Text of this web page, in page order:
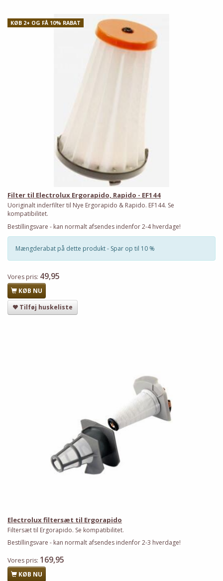
KØB 2+ OG FÅ 10% RABAT
Filter til Electrolux Ergorapido, Rapido - EF144
Uoriginalt inderfilter til Nye Ergorapido & Rapido. EF144. Se
kompatibilitet.
Bestillingsvare - kan normalt afsendes indenfor 2-4 hverdage!
Mængderabat på dette produkt - Spar op til 10 %
Vores pris: 49,95
KØB NU
Tilføj huskeliste
Electrolux filtersæt til Ergorapido
Filtersæt til Ergorapido. Se kompatibilitet.
Bestillingsvare - kan normalt afsendes indenfor 2-3 hverdage!
Vores pris: 169,95
KØB NU